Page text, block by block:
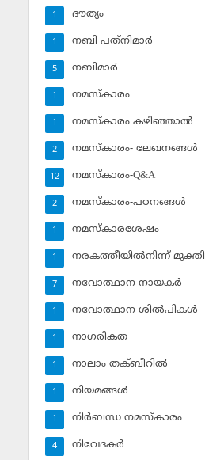
ദൗത്യം
1
നബി പത്‌നിമാര്‍
1
നബിമാര്‍
5
നമസ്‌കാരം
1
നമസ്‌കാരം കഴിഞ്ഞാല്‍
1
നമസ്‌കാരം- ലേഖനങ്ങള്‍
2
നമസ്‌കാരം-Q&A
12
നമസ്‌കാരം-പഠനങ്ങള്‍
2
നമസ്‌കാരശേഷം
1
നരകത്തീയില്‍നിന്ന് മുക്തി
1
നവോത്ഥാന നായകര്‍
7
നവോത്ഥാന ശില്‍പികള്‍
1
നാഗരികത
1
നാലാം തക്ബീറില്‍
1
നിയമങ്ങള്‍
1
നിര്‍ബന്ധ നമസ്‌കാരം
1
നിവേദകര്‍
4